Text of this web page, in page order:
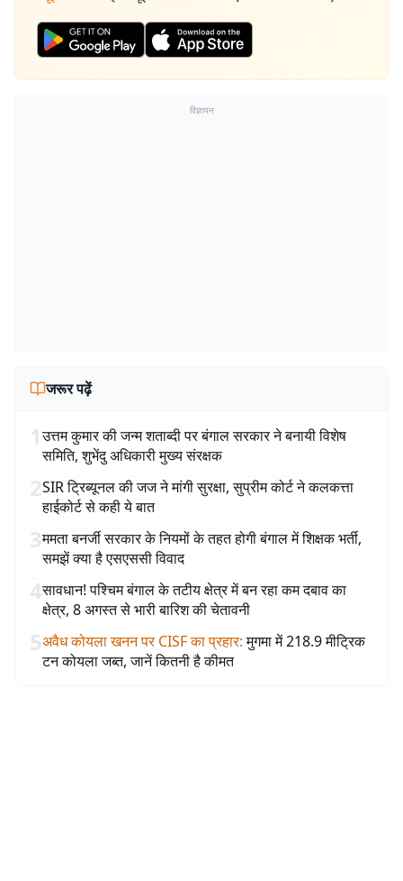
विज्ञापन
जरूर पढ़ें
1उत्तम कुमार की जन्म शताब्दी पर बंगाल सरकार ने बनायी विशेष
समिति, शुभेंदु अधिकारी मुख्य संरक्षक
2SIR ट्रिब्यूनल की जज ने मांगी सुरक्षा, सुप्रीम कोर्ट ने कलकत्ता
हाईकोर्ट से कही ये बात
3ममता बनर्जी सरकार के नियमों के तहत होगी बंगाल में शिक्षक भर्ती,
समझें क्या है एसएससी विवाद
4सावधान! पश्चिम बंगाल के तटीय क्षेत्र में बन रहा कम दबाव का
क्षेत्र, 8 अगस्त से भारी बारिश की चेतावनी
5अवैध कोयला खनन पर CISF का प्रहार: मुगमा में 218.9 मीट्रिक
टन कोयला जब्त, जानें कितनी है कीमत